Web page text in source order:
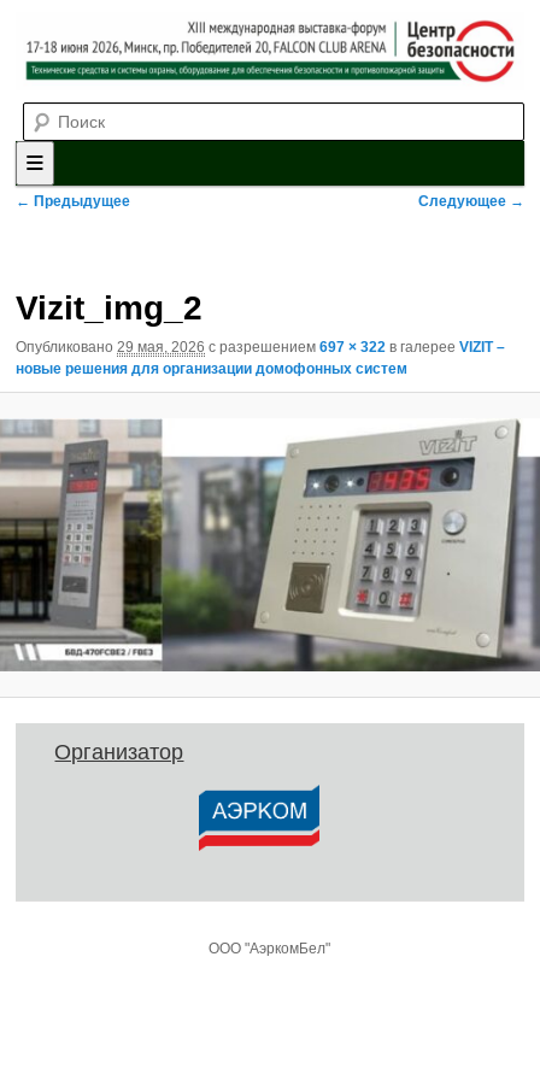
XII международная выставка-
форум «Центр безопасности»
систем охраны, оборудования для обеспечения безопасности и
противопожарной защиты. 4-5 июня 2025, Минск, пр. Победителей,
20
Главное меню
Перейти к основному содержимому
Перейти к дополнительному содержимому
Навигация по изображениям
← Предыдущее Следующее →
Vizit_img_2
Опубликовано 29 мая, 2026 с разрешением 697 × 322 в галерее VIZIT –
новые решения для организации домофонных систем
Организатор
ООО "АэркомБел"